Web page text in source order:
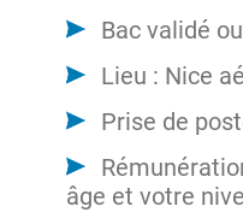
Bac validé
Lieu : Nice
Prise de
âge et votre